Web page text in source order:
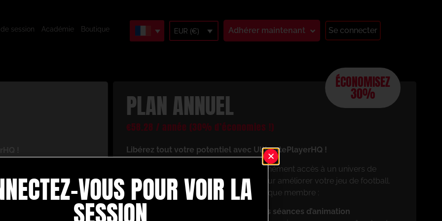
session Académie Boutique EUR (€) Adhérer maintenant Se connecter
votre jeu de football.
:
ÉCONOMISEZ
30%
PLAN ANNUEL
€58.28 / année (30% d’économies !)
Libérez tout votre potentiel avec UltimatePlayerHQ !
En vous inscrivant, vous aurez instantanément accès à un univers de
ressources d’entraînement conçues pour améliorer votre jeu de football.
Voici ce dont vous bénéficierez en tant que membre :
Créez et construisez vos propres séances d’animation
VOUS POUR VOIR LA